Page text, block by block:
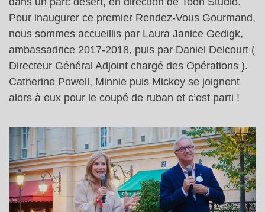
Pour inaugurer ce premier Rendez-Vous Gourmand,
nous sommes accueillis par Laura Janice Gedigk,
ambassadrice 2017-2018, puis par Daniel Delcourt (
Directeur Général Adjoint chargé des Opérations ).
Catherine Powell, Minnie puis Mickey se joignent
alors à eux pour le coupé de ruban et c’est parti !